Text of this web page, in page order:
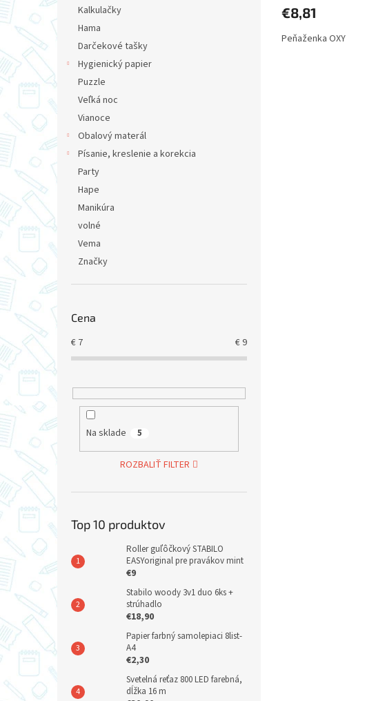
Kalkulačky
Hama
Darčekové tašky
Hygienický papier
Puzzle
Veľká noc
Vianoce
Obalový materál
Písanie, kreslenie a korekcia
Party
Hape
Manikúra
volné
Vema
Značky
Cena
€ 7 €9
Na sklade 5
ROZBALIŤ FILTER
Top 10 produktov
Roller guľôčkový STABILO
EASYoriginal pre pravákov mint
€9
Stabilo woody 3v1 duo 6ks +
strúhadlo
€18,90
Papier farbný samolepiaci 8list-
A4
€2,30
Svetelná reťaz 800 LED farebná,
dĺžka 16 m
€8,81
Peňaženka OXY